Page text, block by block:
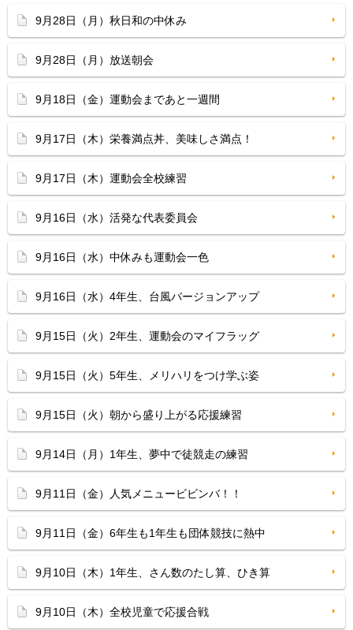
9月28日（月）秋日和の中休み
9月28日（月）放送朝会
9月18日（金）運動会まであと一週間
9月17日（木）栄養満点丼、美味しさ満点！
9月17日（木）運動会全校練習
9月16日（水）活発な代表委員会
9月16日（水）中休みも運動会一色
9月16日（水）4年生、台風バージョンアップ
9月15日（火）2年生、運動会のマイフラッグ
9月15日（火）5年生、メリハリをつけ学ぶ姿
9月15日（火）朝から盛り上がる応援練習
9月14日（月）1年生、夢中で徒競走の練習
9月11日（金）人気メニュービビンバ！！
9月11日（金）6年生も1年生も団体競技に熱中
9月10日（木）1年生、さん数のたし算、ひき算
9月10日（木）全校児童で応援合戦